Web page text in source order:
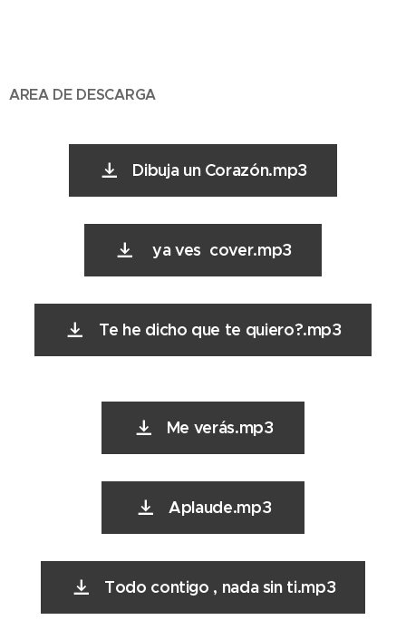
AREA DE DESCARGA
Dibuja un Corazón.mp3
ya ves cover.mp3
Te he dicho que te quiero?.mp3
Me verás.mp3
Aplaude.mp3
Todo contigo , nada sin ti.mp3